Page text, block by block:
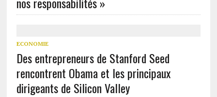
ECONOMIE
Des entrepreneurs de Stanford Seed
rencontrent Obama et les principaux
dirigeants de Silicon Valley